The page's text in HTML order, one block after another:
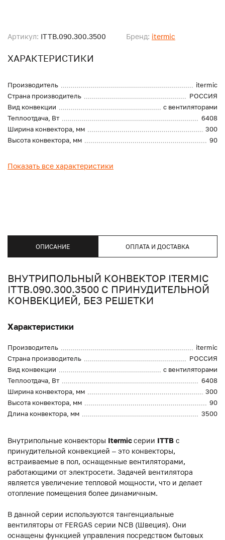
Артикул: ITTB.090.300.3500 Бренд: itermic
ХАРАКТЕРИСТИКИ
Производитель
itermic
Страна производитель
РОССИЯ
Вид конвекции
с вентиляторами
Теплоотдача, Вт
6408
Ширина конвектора, мм
300
Высота конвектора, мм
90
Показать все характеристики
ОПИСАНИЕ ОПЛАТА И ДОСТАВКА
ВНУТРИПОЛЬНЫЙ КОНВЕКТОР ITERMIC
ITTB.090.300.3500 С ПРИНУДИТЕЛЬНОЙ
КОНВЕКЦИЕЙ, БЕЗ РЕШЕТКИ
Характеристики
Производитель
itermic
Страна производитель
РОССИЯ
Вид конвекции
с вентиляторами
Теплоотдача, Вт
6408
Ширина конвектора, мм
300
Высота конвектора, мм
90
Длина конвектора, мм
3500
Внутрипольные конвекторы Itermicсерии ITTB с
принудительной конвекцией – это конвекторы,
встраиваемые в пол, оснащенные вентиляторами,
работающими от электросети. Задачей вентилятора
является увеличение тепловой мощности, что и делает
отопление помещения более динамичным.
В данной серии используются тангенциальные
вентиляторы от FERGAS серии NCB (Швеция). Они
оснащены функцией управления посредством бытовых